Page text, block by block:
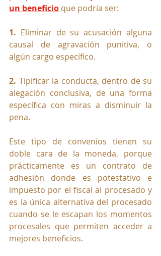
un beneficio que podría ser:
1. Eliminar de su acusación alguna
causal de agravación punitiva, o
algún cargo específico.
2. Tipificar la conducta, dentro de su
alegación conclusiva, de una forma
específica con miras a disminuir la
pena.
Este tipo de convenios tienen su
doble cara de la moneda, porque
prácticamente es un contrato de
adhesión donde es potestativo e
impuesto por el fiscal al procesado y
es la única alternativa del procesado
cuando se le escapan los momentos
procesales que permiten acceder a
mejores beneficios.